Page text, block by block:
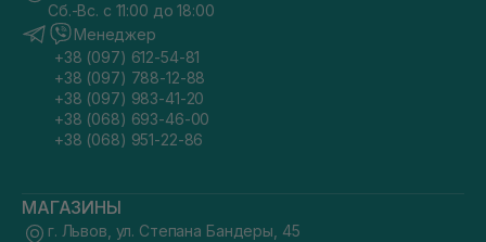
Сб.-Вс. с 11:00 до 18:00
Менеджер
+38 (097) 612-54-81
+38 (097) 788-12-88
+38 (097) 983-41-20
+38 (068) 693-46-00
+38 (068) 951-22-86
МАГАЗИНЫ
г. Львов, ул. Степана Бандеры, 45